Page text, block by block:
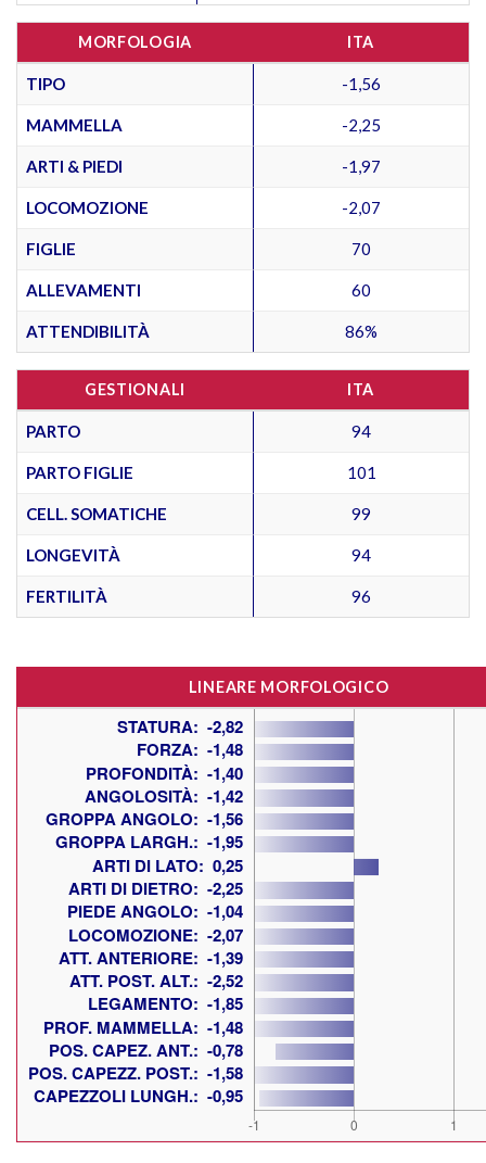
MORFOLOGIA ITA
TIPO -1,56
MAMMELLA -2,25
ARTI & PIEDI -1,97
LOCOMOZIONE -2,07
FIGLIE 70
ALLEVAMENTI 60
ATTENDIBILITÀ 86%
GESTIONALI ITA
PARTO 94
PARTO FIGLIE 101
CELL. SOMATICHE 99
LONGEVITÀ 94
FERTILITÀ 96
LINEARE MORFOLOGICO